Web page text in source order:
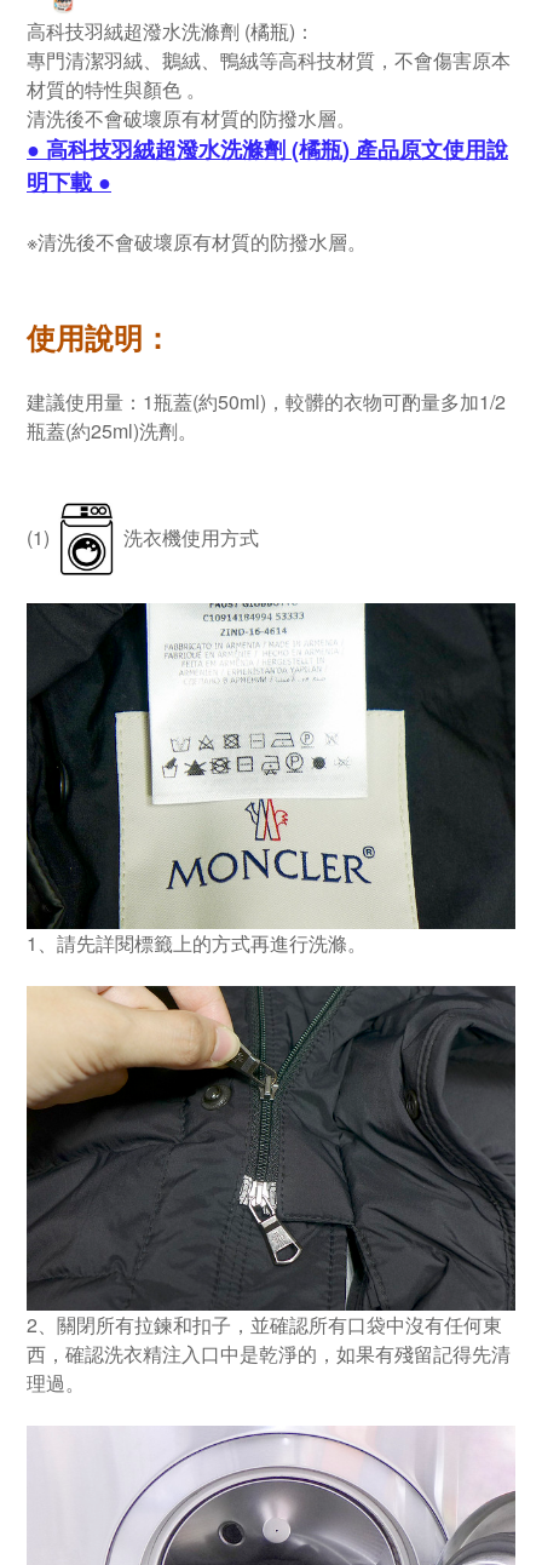
高科技羽絨超潑水洗滌劑 (橘瓶)：
專門清潔羽絨、鵝絨、鴨絨等高科技材質，不會傷害原本
材質的特性與顏色 。
清洗後不會破壞原有材質的防撥水層。
● 高科技羽絨超潑水洗滌劑 (橘瓶) 產品原文使用說
明下載 ●
※清洗後不會破壞原有材質的防撥水層。
使用說明：
建議使用量：1瓶蓋(約50ml)，較髒的衣物可酌量多加1/2
瓶蓋(約25ml)洗劑。
(1) 洗衣機使用方式
1、請先詳閱標籤上的方式再進行洗滌。
2、關閉所有拉鍊和扣子，並確認所有口袋中沒有任何東
西，確認洗衣精注入口中是乾淨的，如果有殘留記得先清
理過。